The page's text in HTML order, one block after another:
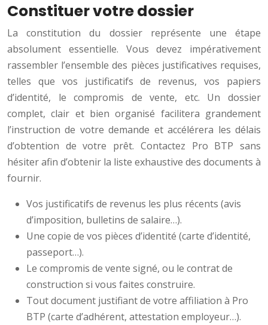
Constituer votre dossier
La constitution du dossier représente une étape
absolument essentielle. Vous devez impérativement
rassembler l’ensemble des pièces justificatives requises,
telles que vos justificatifs de revenus, vos papiers
d’identité, le compromis de vente, etc. Un dossier
complet, clair et bien organisé facilitera grandement
l’instruction de votre demande et accélérera les délais
d’obtention de votre prêt. Contactez Pro BTP sans
hésiter afin d’obtenir la liste exhaustive des documents à
fournir.
Vos justificatifs de revenus les plus récents (avis
d’imposition, bulletins de salaire…).
Une copie de vos pièces d’identité (carte d’identité,
passeport…).
Le compromis de vente signé, ou le contrat de
construction si vous faites construire.
Tout document justifiant de votre affiliation à Pro
BTP (carte d’adhérent, attestation employeur…).